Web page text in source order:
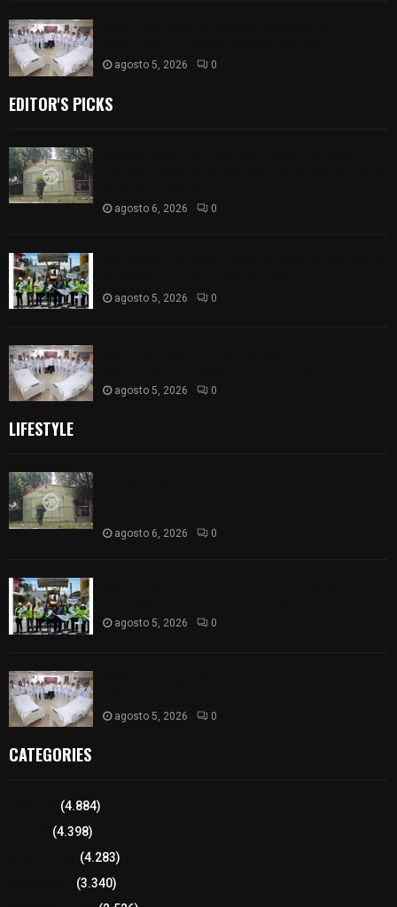
agosto 5, 2026 0
EDITOR'S PICKS
agosto 6, 2026 0
agosto 5, 2026 0
agosto 5, 2026 0
LIFESTYLE
agosto 6, 2026 0
agosto 5, 2026 0
agosto 5, 2026 0
CATEGORIES
(4.884)
(4.398)
(4.283)
(3.340)